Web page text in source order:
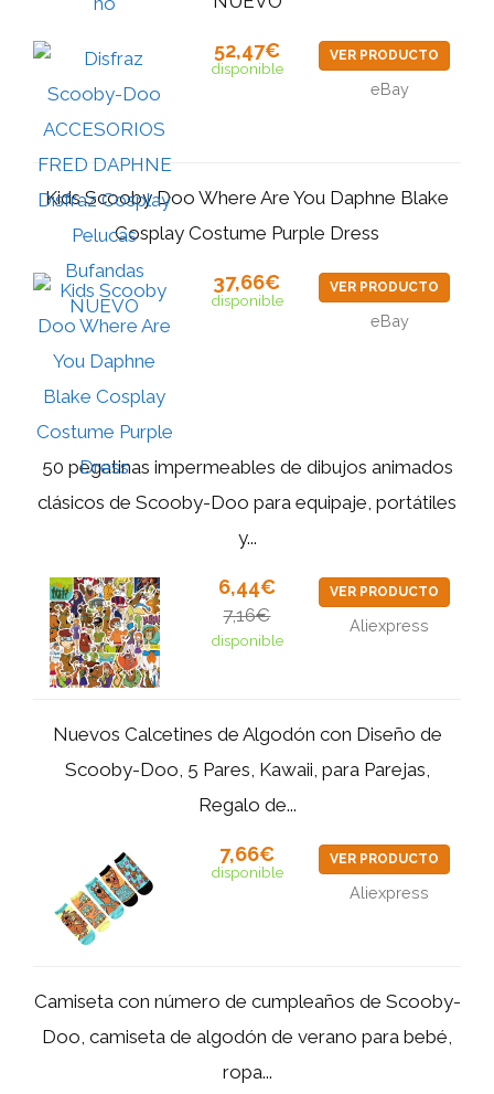
52,47€
disponible
VER PRODUCTO
eBay
Kids Scooby Doo Where Are You Daphne Blake
Cosplay Costume Purple Dress
37,66€
disponible
VER PRODUCTO
eBay
50 pegatinas impermeables de dibujos animados
clásicos de Scooby-Doo para equipaje, portátiles
y...
6,44€
7,16€
disponible
VER PRODUCTO
Aliexpress
Nuevos Calcetines de Algodón con Diseño de
Scooby-Doo, 5 Pares, Kawaii, para Parejas,
Regalo de...
7,66€
disponible
VER PRODUCTO
Aliexpress
Camiseta con número de cumpleaños de Scooby-
Doo, camiseta de algodón de verano para bebé,
ropa...